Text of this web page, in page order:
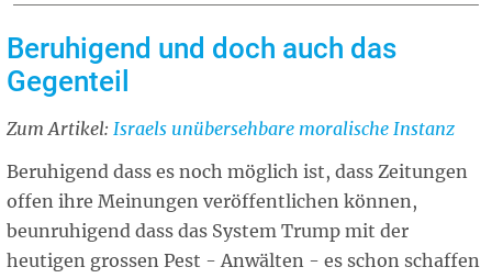
Beruhigend und doch auch das
Gegenteil
Zum Artikel: Related
article
Israels unübersehbare moralische Instanz
Beruhigend dass es noch möglich ist, dass Zeitungen
offen ihre Meinungen veröffentlichen können,
beunruhigend dass das System Trump mit der
heutigen grossen Pest - Anwälten - es schon schaffen